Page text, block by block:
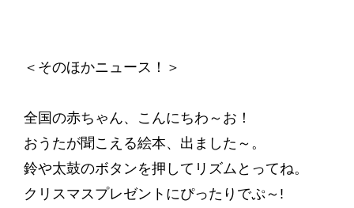
＜そのほかニュース！＞
全国の赤ちゃん、こんにちわ～お！
おうたが聞こえる絵本、出ました～。
鈴や太鼓のボタンを押してリズムとってね。
クリスマスプレゼントにぴったりでぷ～!